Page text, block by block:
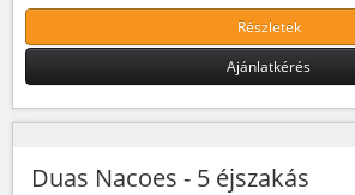
Részletek
Ajánlatkérés
Duas Nacoes - 5 éjszakás